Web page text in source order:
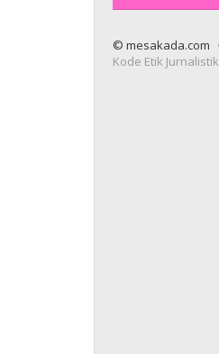
© mesakada.com
Kode Etik Jurnalistik